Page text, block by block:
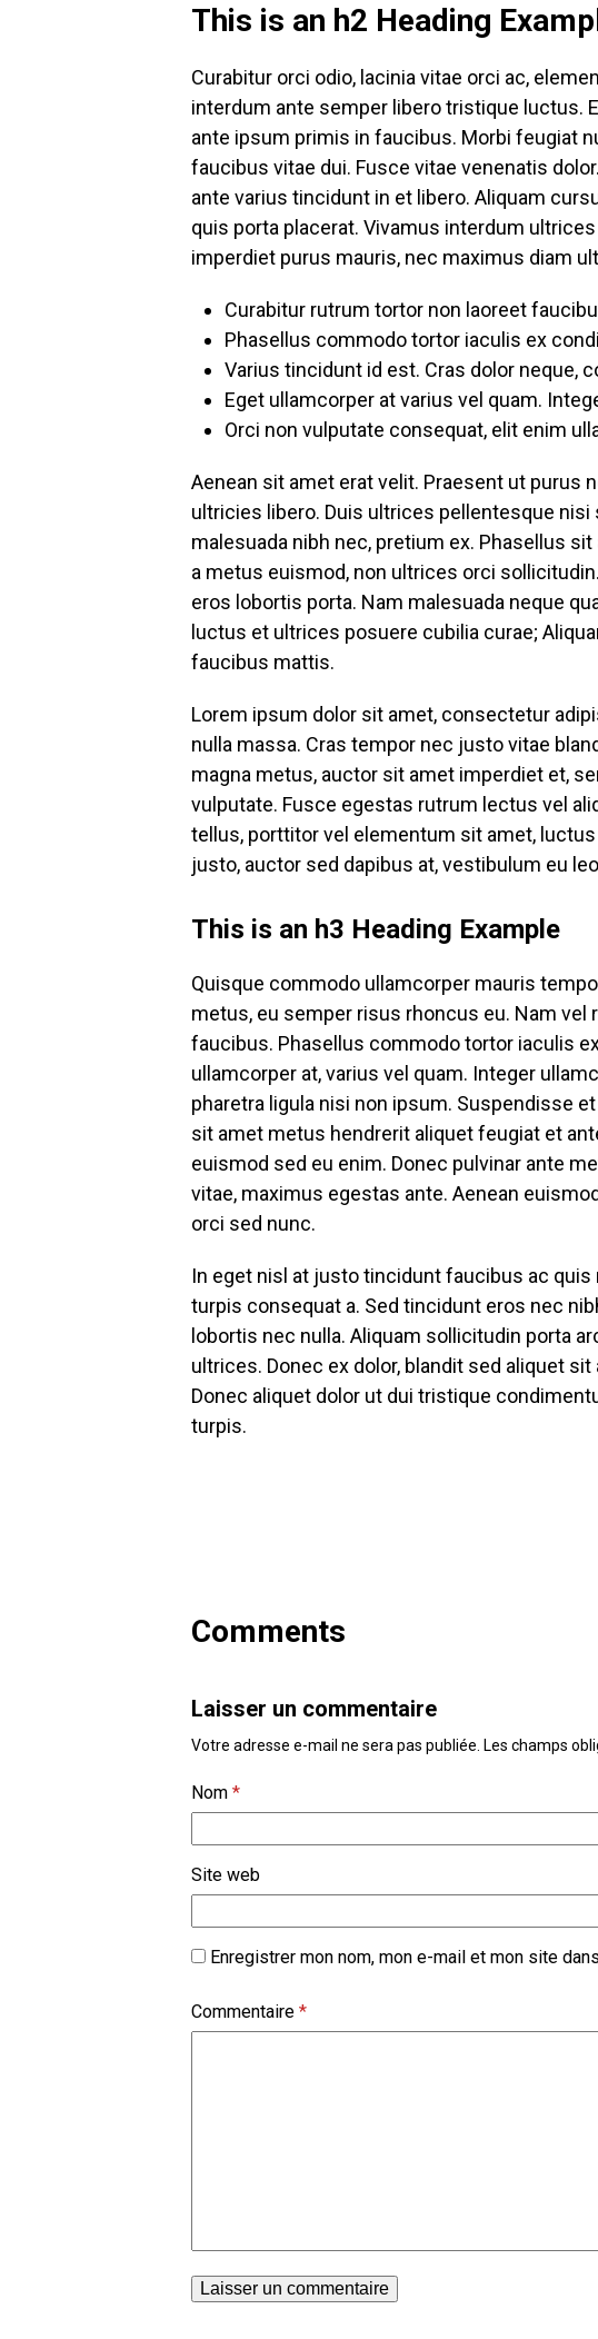
This is an h2 Heading
Curabitur orci odio, lacinia vitae orci ac,
interdum ante semper libero tristique luctus.
ante ipsum primis in faucibus. Morbi feugiat
faucibus vitae dui. Fusce vitae venenatis
ante varius tincidunt in et libero. Aliquam
quis porta placerat. Vivamus interdum
imperdiet purus mauris, nec maximus diam
Curabitur rutrum tortor non laoreet
Phasellus commodo tortor iaculis ex
Varius tincidunt id est. Cras dolor neque,
Eget ullamcorper at varius vel quam.
Orci non vulputate consequat, elit enim
Aenean sit amet erat velit. Praesent ut purus
ultricies libero. Duis ultrices pellentesque
malesuada nibh nec, pretium ex. Phasellus
a metus euismod, non ultrices orci
eros lobortis porta. Nam malesuada neque
luctus et ultrices posuere cubilia curae;
faucibus mattis.
Lorem ipsum dolor sit amet, consectetur
nulla massa. Cras tempor nec justo vitae
magna metus, auctor sit amet imperdiet et,
vulputate. Fusce egestas rutrum lectus vel
tellus, porttitor vel elementum sit amet,
justo, auctor sed dapibus at, vestibulum eu
This is an h3 Heading Example
Quisque commodo ullamcorper mauris
metus, eu semper risus rhoncus eu. Nam
faucibus. Phasellus commodo tortor iaculis
ullamcorper at, varius vel quam. Integer
pharetra ligula nisi non ipsum. Suspendisse
sit amet metus hendrerit aliquet feugiat et
euismod sed eu enim. Donec pulvinar ante
vitae, maximus egestas ante. Aenean
orci sed nunc.
In eget nisl at justo tincidunt faucibus ac
turpis consequat a. Sed tincidunt eros nec
lobortis nec nulla. Aliquam sollicitudin porta
ultrices. Donec ex dolor, blandit sed aliquet
Donec aliquet dolor ut dui tristique
turpis.
Comments
Laisser un commentaire
Votre adresse e-mail ne sera pas publiée. Les champs
Nom *
Site web
Enregistrer mon nom, mon e-mail et mon site
Commentaire *